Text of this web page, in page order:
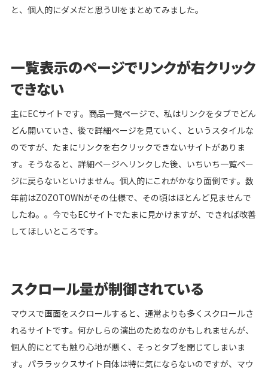
と、個人的にダメだと思うUIをまとめてみました。
一覧表示のページでリンクが右クリック
できない
主にECサイトです。商品一覧ページで、私はリンクをタブでどん
どん開いていき、後で詳細ページを見ていく、というスタイルな
のですが、たまにリンクを右クリックできないサイトがありま
す。そうなると、詳細ページへリンクした後、いちいち一覧ペー
ジに戻らないといけません。個人的にこれがかなり面倒です。数
年前はZOZOTOWNがその仕様で、その頃はほとんど見ませんで
したね。。今でもECサイトでたまに見かけますが、できれば改善
してほしいところです。
スクロール量が制御されている
マウスで画面をスクロールすると、通常よりも多くスクロールさ
れるサイトです。何かしらの演出のためなのかもしれませんが、
個人的にとても触り心地が悪く、そっとタブを閉じてしまいま
す。パララックスサイト自体は特に気にならないのですが、マウ